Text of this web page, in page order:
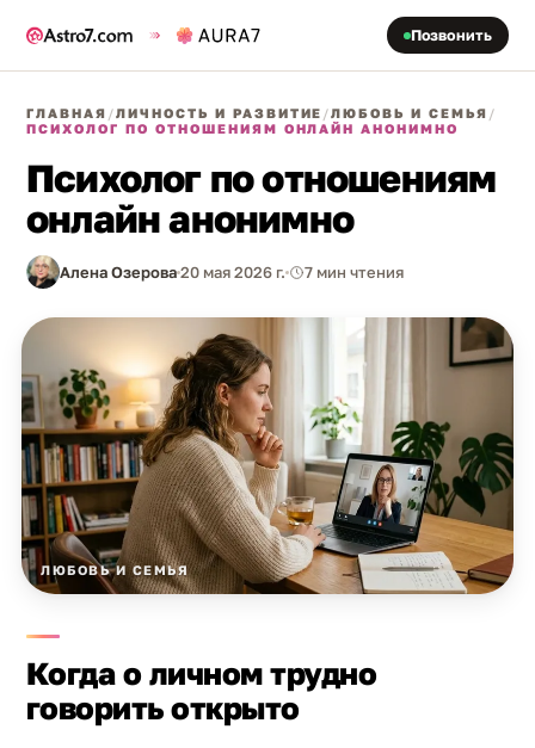
Позвонить
ГЛАВНАЯ /ЛИЧНОСТЬ И РАЗВИТИЕ /ЛЮБОВЬ И СЕМЬЯ /
ПСИХОЛОГ ПО ОТНОШЕНИЯМ ОНЛАЙН АНОНИМНО
Психолог по отношениям
онлайн анонимно
Алена Озерова20 мая 2026 г. 7 мин чтения
ЛЮБОВЬ И СЕМЬЯ
Когда о личном трудно
говорить открыто